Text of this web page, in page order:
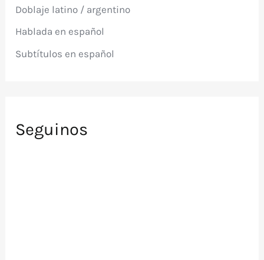
o
:
Doblaje latino / argentino
Hablada en español
Subtítulos en español
Seguinos